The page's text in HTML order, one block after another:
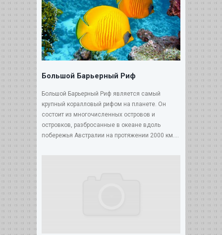
Большой Барьерный Риф
Большой Барьерный Риф является самый
крупный коралловый рифом на планете. Он
состоит из многочисленных островов и
островков, разбросанные в океане вдоль
побережья Австралии на протяжении 2000 км....